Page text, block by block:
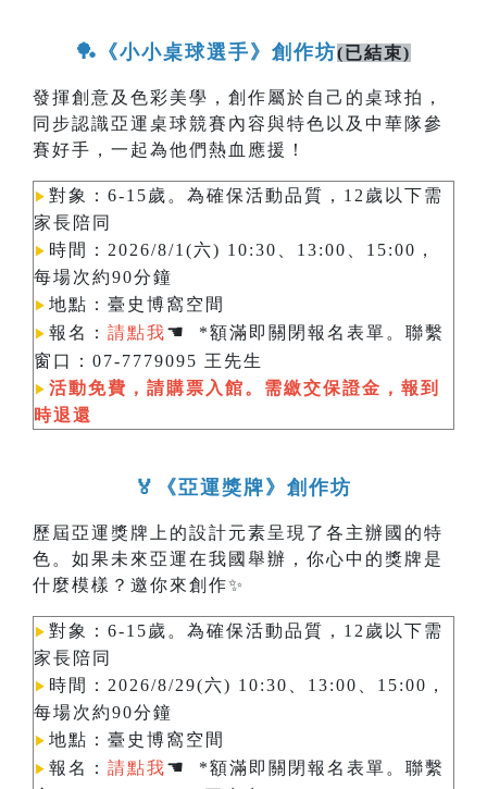
🏓《小小桌球選手》創作坊(已結束)
發揮創意及色彩美學，創作屬於自己的桌球拍，
同步認識亞運桌球競賽內容與特色以及中華隊參
賽好手，一起為他們熱血應援！
▶︎ 對象：6-15歲。為確保活動品質，12歲以下需
家長陪同
▶︎ 時間：2026/8/1(六) 10:30、13:00、15:00，
每場次約90分鐘
▶︎ 地點：臺史博窩空間
▶︎ 報名： 請點我☚
*額滿即關閉報名表單。聯繫
窗口：07-7779095 王先生
▶︎ 活動免費，請購票入館。需繳交保證金，報到
時退還
🏅《亞運獎牌》創作坊
歷屆亞運獎牌上的設計元素呈現了各主辦國的特
色。如果未來亞運在我國舉辦，你心中的獎牌是
什麼模樣？邀你來創作✨
▶︎ 對象：6-15歲。為確保活動品質，12歲以下需
家長陪同
▶︎ 時間：2026/8/29(六) 10:30、13:00、15:00，
每場次約90分鐘
▶︎ 地點：臺史博窩空間
▶︎ 報名： 請點我☚
*額滿即關閉報名表單。聯繫